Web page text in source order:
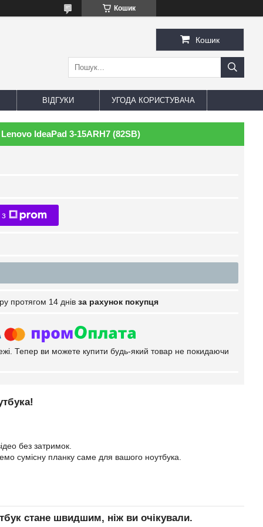
Кошик
Кошик
ВІДГУКИ УГОДА КОРИСТУВАЧА
IdeaPad 3-15ARH7 (82SB)
протягом 14 днів за рахунок покупця
Тепер ви можете купити будь-який товар не покидаючи
без затримок.
сумісну планку саме для вашого ноутбука.
стане швидшим, ніж ви очікували.